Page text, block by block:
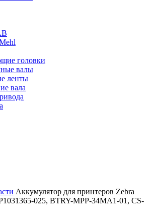
головки
валы
ленты
вала
Аккумулятор для принтеров Zebra
025, BTRY-MPP-34MA1-01, CS-